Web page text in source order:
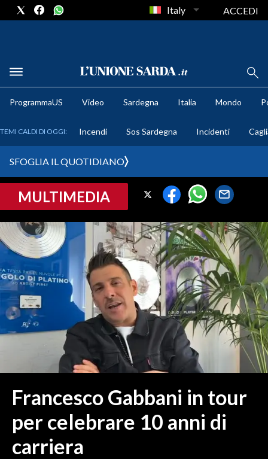
METEO
CRONACA SARDEGNA
PROVINCIA DI CAGLIARI
SULCIS IGLESIENTE
MEDIO CAMPIDANO
ORISTANO E PROVINCIA
SASSARI E PROVINCIA
GALLURA
NUORO E PROVINCIA
ITALIA
MONDO
Italy ACCEDI
ProgrammaUS Video Sardegna Italia Mondo
TEMI CALDI DI OGGI: Incendi Sos Sardegna Incidenti
SFOGLIA IL QUOTIDIANO
MULTIMEDIA
Francesco Gabbani in tour
per celebrare 10 anni di
carriera